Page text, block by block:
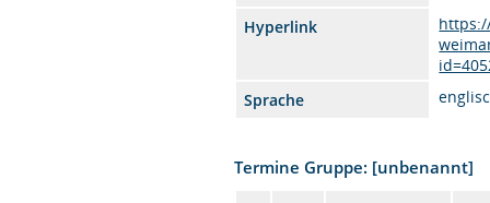
Hyperlink
Sprache
Termine Gruppe: [unbenannt]